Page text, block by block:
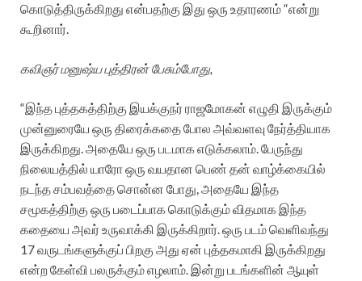
கொடுத்திருக்கிறது என்பதற்கு இது ஒரு உதாரணம் “என்று
கூறினார்.
கவிஞர் மனுஷ்ய புத்திரன் பேசும்போது,
“இந்த புத்தகத்திற்கு இயக்குநர் ராஜமோகன் எழுதி இருக்கும்
முன்னுரையே ஒரு திரைக்கதை போல அவ்வளவு நேர்த்தியாக
இருக்கிறது. அதையே ஒரு படமாக எடுக்கலாம். பேருந்து
நிலையத்தில் யாரோ ஒரு வயதான பெண் தன் வாழ்க்கையில்
நடந்த சம்பவத்தை சொன்ன போது, அதையே இந்த
சமூகத்திற்கு ஒரு படைப்பாக கொடுக்கும் விதமாக இந்த
கதையை அவர் உருவாக்கி இருக்கிறார். ஒரு படம் வெளிவந்து
17 வருடங்களுக்குப் பிறகு அது ஏன் புத்தகமாகி இருக்கிறது
என்ற கேள்வி பலருக்கும் எழலாம். இன்று படங்களின் ஆயுள்